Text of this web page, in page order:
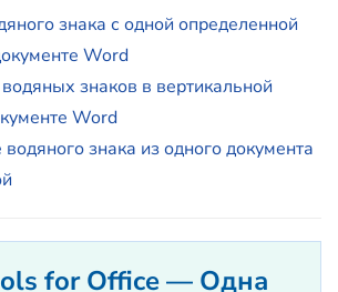
знака с одной определенной
Word
знаков в вертикальной
Word
знака из одного документа
for Office — Одна